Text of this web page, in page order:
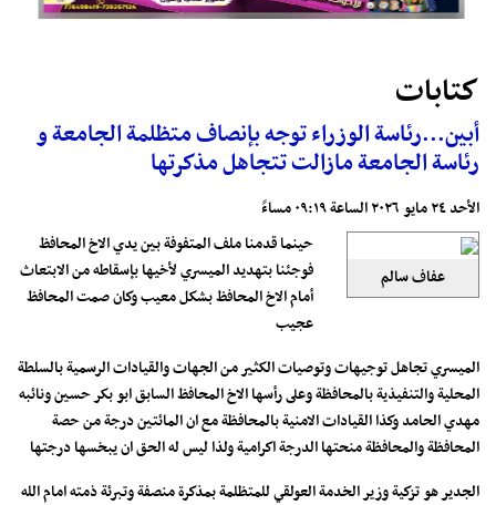
كتابات
أبين...رئاسة الوزراء توجه بإنصاف متظلمة الجامعة و
رئاسة الجامعة مازالت تتجاهل مذكرتها
الأحد ٢٤ مايو ٢٠٢٦ الساعة ٠٩:١٩ مساءً
عفاف سالم
حينما قدمنا ملف المتفوفة بين يدي الاخ المحافظ
فوجئنا بتهديد الميسري لأخيها بإسقاطه من الابتعاث
أمام الاخ المحافظ بشكل معيب وكان صمت المحافظ
عجيب
الميسري تجاهل توجيهات وتوصيات الكثير من الجهات والقيادات الرسمية بالسلطة
المحلية والتنفيذية بالمحافظة وعلى رأسها الاخ المحافظ السابق ابو بكر حسين ونائبه
مهدي الحامد وكذا القيادات الامنية بالمحافظة مع ان المائتين درجة من حصة
المحافظة والمحافظة منحتها الدرجة اكرامية ولذا ليس له الحق ان يبخسها درجتها
الجدير هو تزكية وزير الخدمة العولقي للمتظلمة بمذكرة منصفة وتبرئة ذمته امام الله